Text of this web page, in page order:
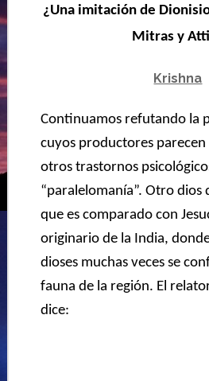
¿Una imitación de
Mitras y
Krishna
Continuamos refutando la
cuyos productores parecen
otros trastornos
“paralelomanía”. Otro dios
que es comparado con
originario de la India,
dioses muchas veces se
fauna de la región. El
dice: